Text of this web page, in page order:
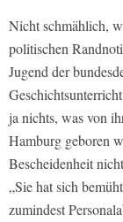
Nicht schmählich,
politischen
Jugend der
ja nichts, was von
Hamburg geboren
Bescheidenheit
„Sie hat sich
zumindest